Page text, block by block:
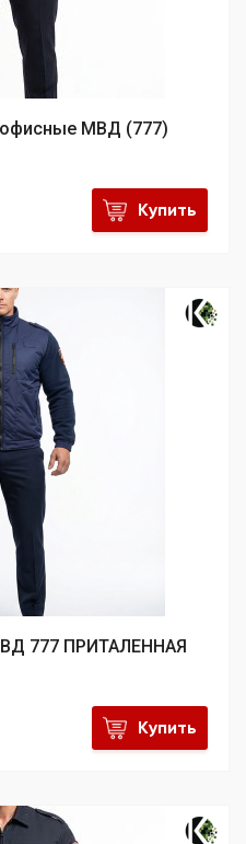
МВД (777)
Купить
777 ПРИТАЛЕННАЯ
Купить